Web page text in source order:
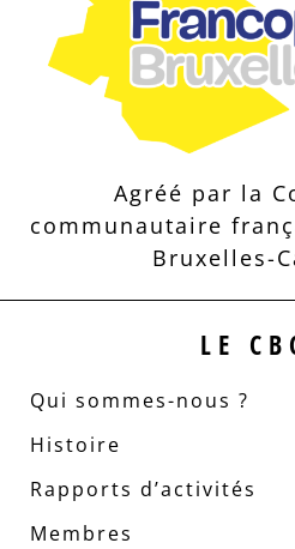
Agréé par la
communautaire
Bruxelles-
LE
Qui sommes-nous ?
Histoire
Rapports d’activités
Membres